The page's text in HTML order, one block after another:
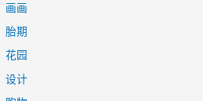
画画
胎期
花园
设计